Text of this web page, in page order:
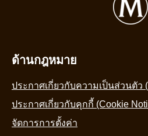
ด้านกฎหมาย
ประกาศเกี่ยวกับความเป็นส่วนตัว
ประกาศเกี่ยวกับคุกกี้ (Cookie
จัดการการตั้งค่า